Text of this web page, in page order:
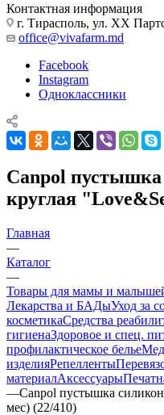
Контактная информация
г. Тирасполь, ул. ХХ
office@vivafarm.md
Facebook
Instagram
Одноклассники
Canpol
круглая
Главная
—
Каталог
—
Товары для мамы и
Лекарства и БАДыУход за
косметикаСредства
гигиенаЗдоровое и спец.
профилактическое белье
изделияРепелленты
материалАксессуары
—Canpol пустышка
мес) (22/410)